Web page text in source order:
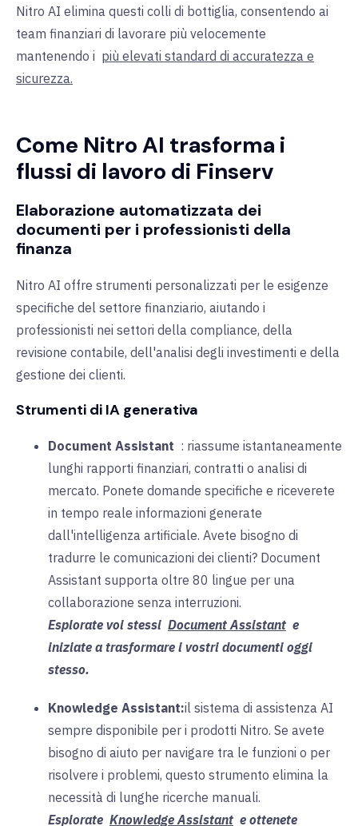
Nitro AI elimina questi colli di bottiglia, consentendo ai
team finanziari di lavorare più velocemente
mantenendo i più elevati standard di accuratezza e
sicurezza.
Come Nitro AI trasforma i
flussi di lavoro di Finserv
Elaborazione automatizzata dei
documenti per i professionisti della
finanza
Nitro AI offre strumenti personalizzati per le esigenze
specifiche del settore finanziario, aiutando i
professionisti nei settori della compliance, della
revisione contabile, dell'analisi degli investimenti e della
gestione dei clienti.
Strumenti di IA generativa
Document Assistant : riassume istantaneamente
lunghi rapporti finanziari, contratti o analisi di
mercato. Ponete domande specifiche e riceverete
in tempo reale informazioni generate
dall'intelligenza artificiale. Avete bisogno di
tradurre le comunicazioni dei clienti? Document
Assistant supporta oltre 80 lingue per una
collaborazione senza interruzioni.
Esplorate voi stessi Document Assistant e
iniziate a trasformare i vostri documenti oggi
stesso.
Knowledge Assistant:il sistema di assistenza AI
sempre disponibile per i prodotti Nitro. Se avete
bisogno di aiuto per navigare tra le funzioni o per
risolvere i problemi, questo strumento elimina la
necessità di lunghe ricerche manuali.
Esplorate Knowledge Assistant e ottenete